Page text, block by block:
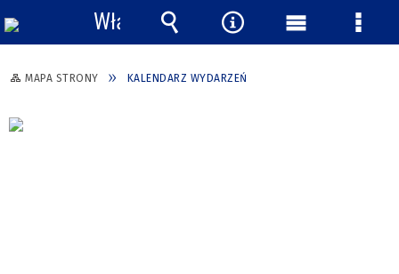
MAPA STRONY KALENDARZ WYDARZEŃ
Włącz
powiadomienia
Wyszukiwarka
Narzędzia
Menu Menu